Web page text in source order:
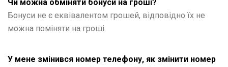
Чи можна обміняти бонуси на гроші?
Бонуси не є еквівалентом грошей, відповідно їх не
можна поміняти на гроші.
У мене змінився номер телефону, як змінити номер